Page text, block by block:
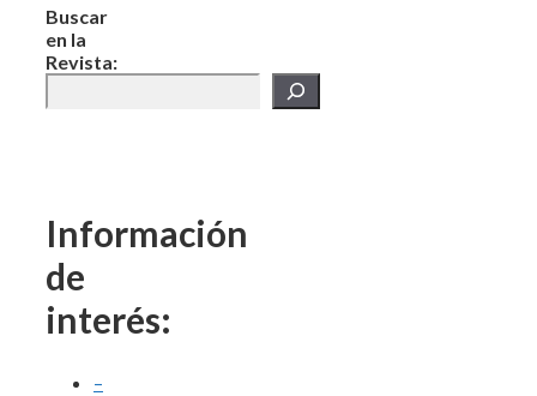
Buscar
en la
Revista:
Información
de
interés:
–